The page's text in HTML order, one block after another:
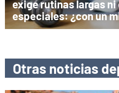
exige rutinas largas
especiales: ¿con un
Otras noticias